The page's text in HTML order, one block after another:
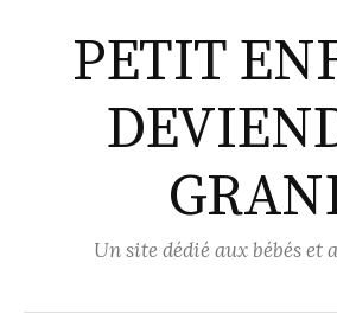
contenuPETIT
Un site dédié aux bébés et